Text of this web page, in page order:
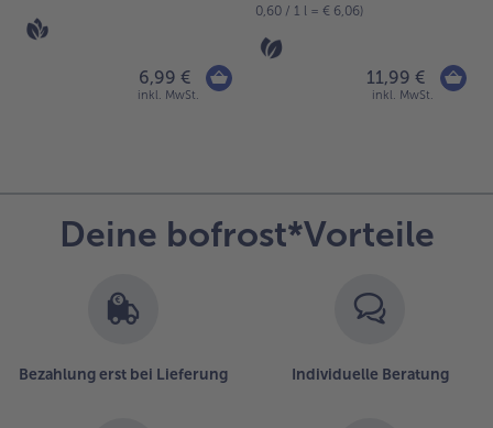
6,99 €
inkl. MwSt.
0,60 / 1 l = € 6,06)
11,99 €
inkl. MwSt.
Deine bofrost*Vorteile
Bezahlung erst bei Lieferung Individuelle Beratung